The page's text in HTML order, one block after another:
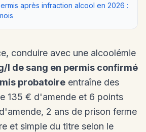
après infraction alcool en 2026 :
conduire avec une alcoolémie
l de sang en permis confirmé
probatoire entraîne des
135 € d'amende et 6 points
2 ans de prison ferme
et simple du titre selon le